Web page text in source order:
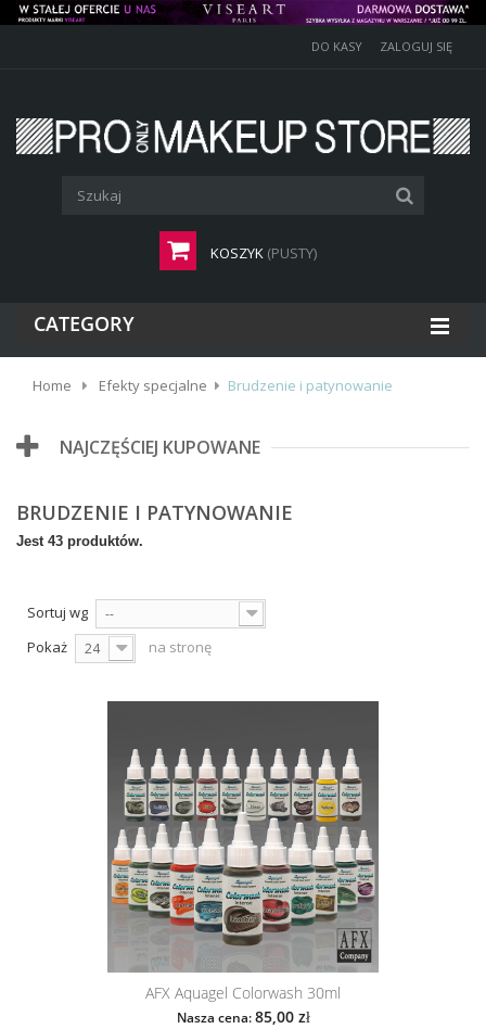
DO KASY ZALOGUJ SIĘ
KOSZYK (PUSTY)
CATEGORY
Home Efekty specjalne Brudzenie i patynowanie
NAJCZĘŚCIEJ KUPOWANE
BRUDZENIE I PATYNOWANIE
Jest 43 produktów.
Sortuj wg --
Pokaż 24 na stronę
AFX Aquagel Colorwash 30ml
Nasza cena: 85,00 zł